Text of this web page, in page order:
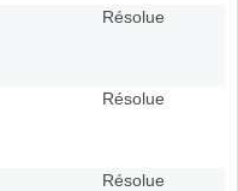
Résolue
Résolue
Résolue